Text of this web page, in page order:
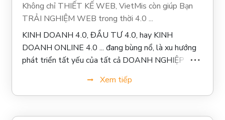
Không chỉ THIẾT KẾ WEB, VietMis còn giúp Bạn
TRẢI NGHIỆM WEB trong thời 4.0 ...
KINH DOANH 4.0, ĐẦU TƯ 4.0, hay KINH
DOANH ONLINE 4.0 ... đang bùng nổ, là xu hướng
phát triển tất yếu của tất cả DOANH NGHIỆP và
cầu nối quan trọng để kết nối doanh nghiệp với
khách hàng và cá nhân một cách hiệu quả nhất, một
Xem tiếp